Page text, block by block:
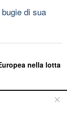
di sua
nella lotta